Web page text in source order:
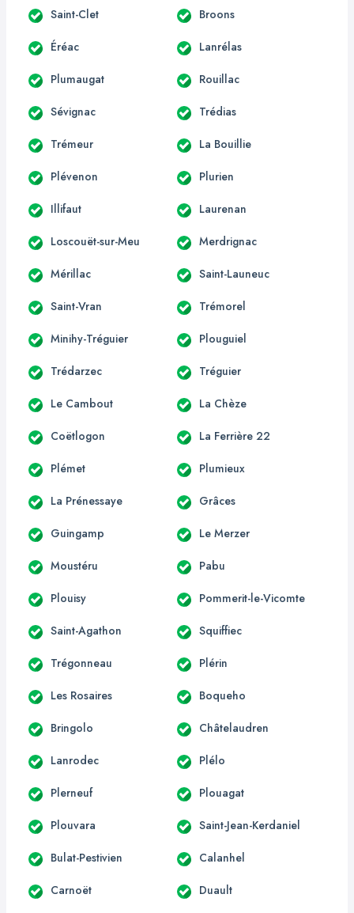
Saint-Clet Broons
Éréac Lanrélas
Plumaugat Rouillac
Sévignac Trédias
Trémeur La Bouillie
Plévenon Plurien
Illifaut Laurenan
Loscouët-sur-Meu Merdrignac
Mérillac Saint-Launeuc
Saint-Vran Trémorel
Minihy-Tréguier Plouguiel
Trédarzec Tréguier
Le Cambout La Chèze
Coëtlogon La Ferrière 22
Plémet Plumieux
La Prénessaye Grâces
Guingamp Le Merzer
Moustéru Pabu
Plouisy Pommerit-le-Vicomte
Saint-Agathon Squiffiec
Trégonneau Plérin
Les Rosaires Boqueho
Bringolo Châtelaudren
Lanrodec Plélo
Plerneuf Plouagat
Plouvara Saint-Jean-Kerdaniel
Bulat-Pestivien Calanhel
Carnoët Duault